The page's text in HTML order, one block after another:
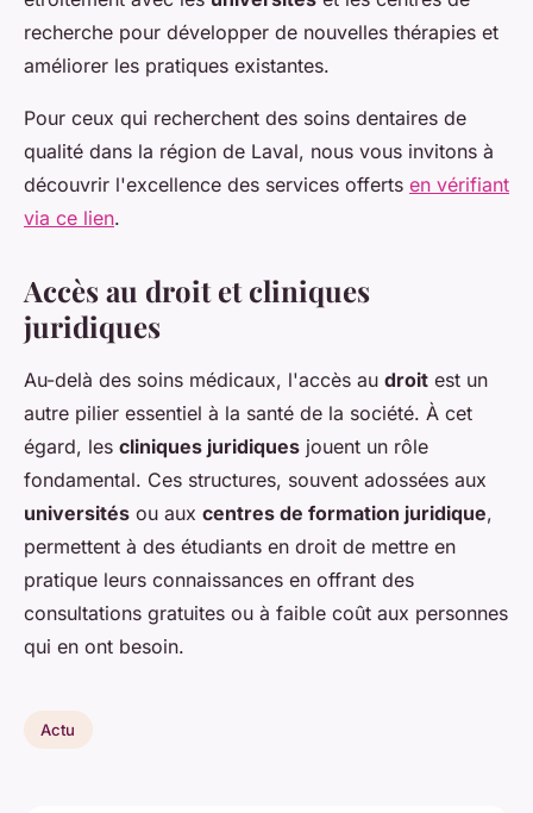
recherche pour développer de nouvelles thérapies et
améliorer les pratiques existantes.
Pour ceux qui recherchent des soins dentaires de
qualité dans la région de Laval, nous vous invitons à
découvrir l'excellence des services offerts en vérifiant
via ce lien.
Accès au droit et cliniques
juridiques
Au-delà des soins médicaux, l'accès au droit est un
autre pilier essentiel à la santé de la société. À cet
égard, les cliniques juridiques jouent un rôle
fondamental. Ces structures, souvent adossées aux
universités ou aux centres de formation juridique,
permettent à des étudiants en droit de mettre en
pratique leurs connaissances en offrant des
consultations gratuites ou à faible coût aux personnes
qui en ont besoin.
Actu